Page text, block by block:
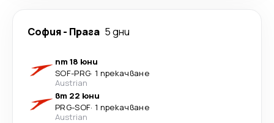
София- Прага 5 дни
пт 18 юни
SOF-PRG· 1 прекачване
Austrian
вт 22 юни
PRG-SOF· 1 прекачване
Austrian